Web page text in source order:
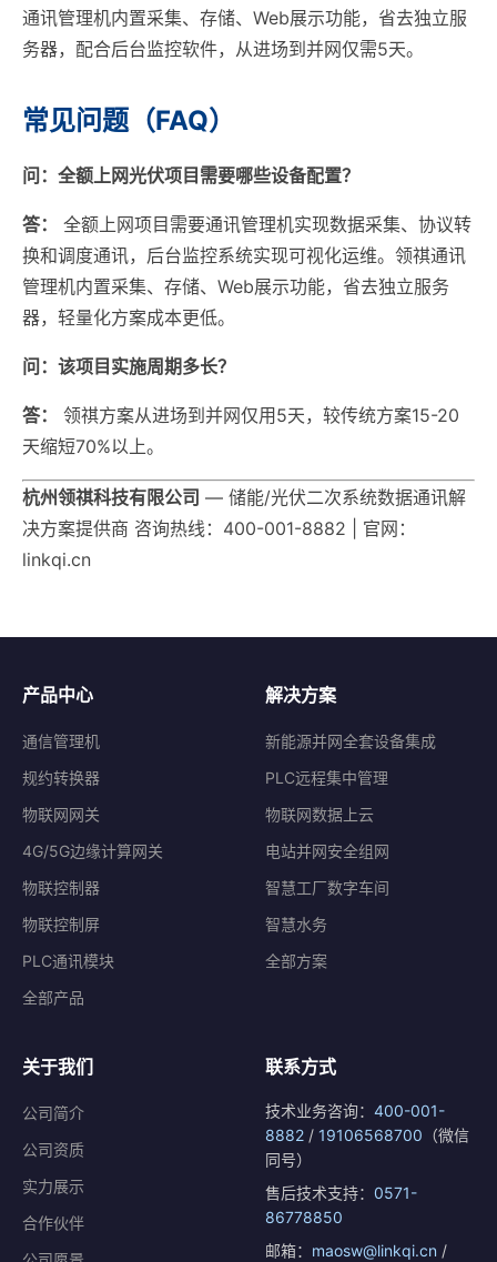
通讯管理机内置采集、存储、Web展示功能，省去独立服
务器，配合后台监控软件，从进场到并网仅需5天。
常见问题（FAQ）
问：全额上网光伏项目需要哪些设备配置？
答：
全额上网项目需要通讯管理机实现数据采集、协议转
换和调度通讯，后台监控系统实现可视化运维。领祺通讯
管理机内置采集、存储、Web展示功能，省去独立服务
器，轻量化方案成本更低。
问：该项目实施周期多长？
答：
领祺方案从进场到并网仅用5天，较传统方案15-20
天缩短70%以上。
杭州领祺科技有限公司 — 储能/光伏二次系统数据通讯解
决方案提供商 咨询热线：400-001-8882 | 官网：
linkqi.cn
产品中心
通信管理机
规约转换器
物联网网关
4G/5G边缘计算网关
物联控制器
物联控制屏
PLC通讯模块
全部产品
解决方案
新能源并网全套设备集成
PLC远程集中管理
物联网数据上云
电站并网安全组网
智慧工厂数字车间
智慧水务
全部方案
关于我们
公司简介
公司资质
实力展示
合作伙伴
联系方式
技术业务咨询： 400-001-
8882 / 19106568700 （微信
同号）
售后技术支持： 0571-
86778850
邮箱： maosw@linkqi.cn /